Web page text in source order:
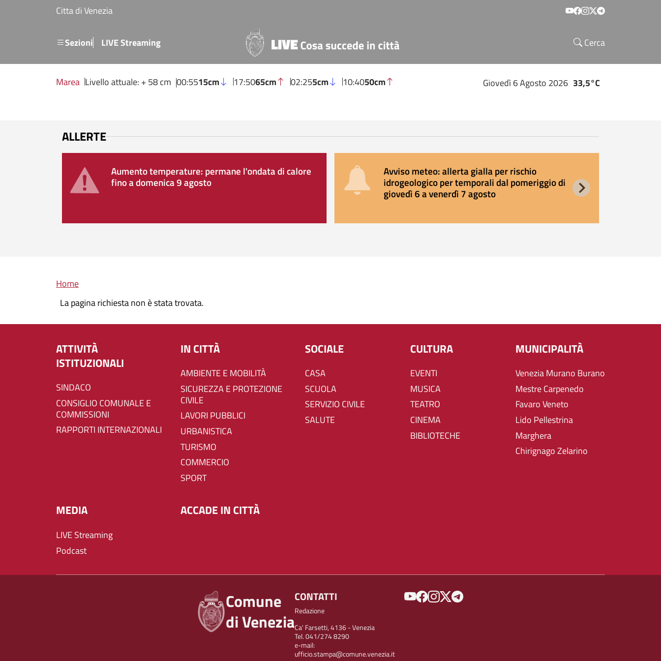
Salta al contenuto principale
Citta di Venezia Social menu
SezioniMenu secondario
LIVE Streaming Cerca
Marea Livello attuale: + 58 cm 00:5515cm 17:5065cm 02:255cm 10:4050cm Giovedì 6 Agosto 2026 33,5°C
ALLERTE
Aumento temperature: permane l'ondata di calore
fino a domenica 9 agosto
Avviso meteo: allerta gialla per rischio
idrogeologico per temporali dal pomeriggio di
giovedì 6 a venerdì 7 agosto
Briciole di pane
Home
La pagina richiesta non è stata trovata.
ATTIVITÀ
ISTITUZIONALI
SINDACO
CONSIGLIO COMUNALE E
COMMISSIONI
RAPPORTI INTERNAZIONALI
IN CITTÀ
AMBIENTE E MOBILITÀ
SICUREZZA E PROTEZIONE
CIVILE
LAVORI PUBBLICI
URBANISTICA
TURISMO
COMMERCIO
SPORT
SOCIALE
CASA
SCUOLA
SERVIZIO CIVILE
SALUTE
CULTURA
EVENTI
MUSICA
TEATRO
CINEMA
BIBLIOTECHE
MUNICIPALITÀ
Venezia Murano Burano
Mestre Carpenedo
Favaro Veneto
Lido Pellestrina
Marghera
Chirignago Zelarino
MEDIA
LIVE Streaming
Podcast
ACCADE IN CITTÀ
Comune
di Venezia
CONTATTI
Redazione
Ca' Farsetti, 4136 - Venezia
Tel. 041/274 8290
e-mail:
ufficio.stampa@comune.venezia.it
SOCIAL MENU